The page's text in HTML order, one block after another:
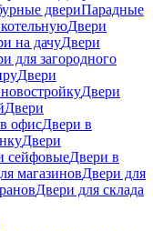
двериПарадные
Двери
на дачуДвери
для загородного
Двери
Двери
Двери
офисДвери в
Двери
сейфовыеДвери в
магазиновДвери для
Двери для склада